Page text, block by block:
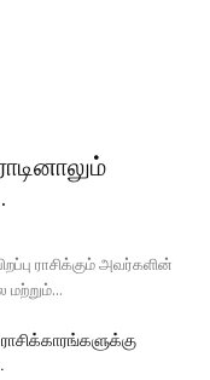
ராசிக்கும் அவர்களின்